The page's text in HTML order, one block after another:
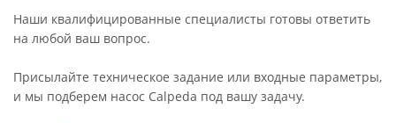
Наши квалифицированные специалисты готовы ответить
на любой ваш вопрос.
Присылайте техническое задание или входные параметры,
и мы подберем насос Calpeda под вашу задачу.